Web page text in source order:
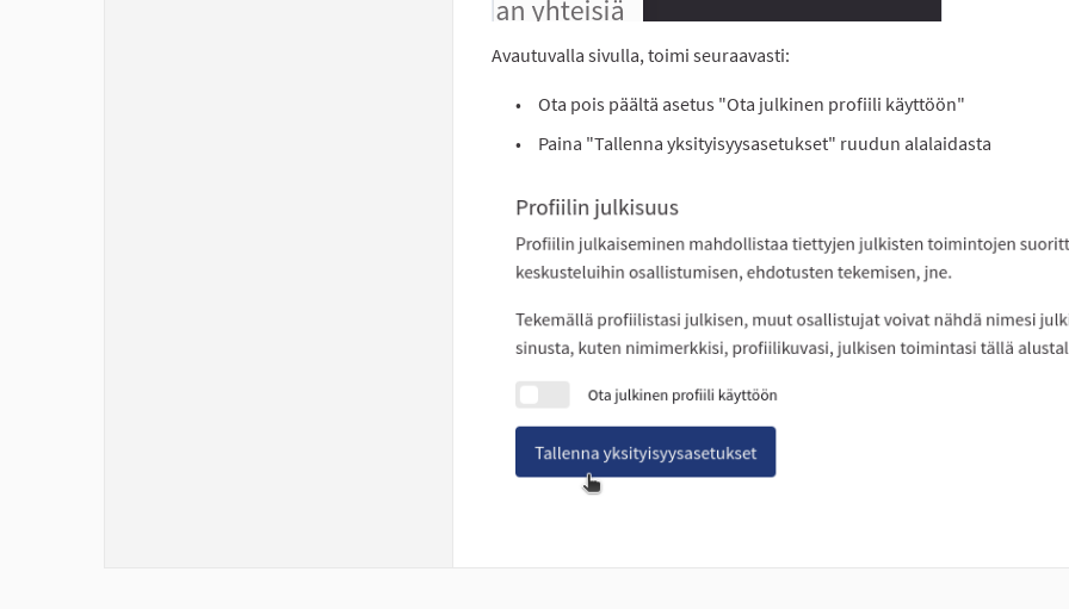
Avautuvalla sivulla, toimi seuraavasti:
Ota pois päältä asetus "Ota julkinen profiili käyttöön"
Paina "Tallenna yksityisyysasetukset" ruudun alalaidasta